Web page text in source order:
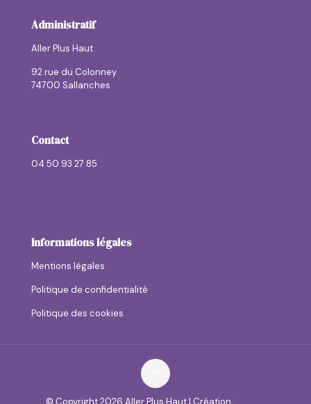
Administratif
Aller Plus Haut
92 rue du Colonney
74700 Sallanches
Contact
04 50 93 27 85
Informations légales
Mentions légales
Politique de confidentialité
Politique des cookies
© Copyright2026 Aller Plus Haut | Création :